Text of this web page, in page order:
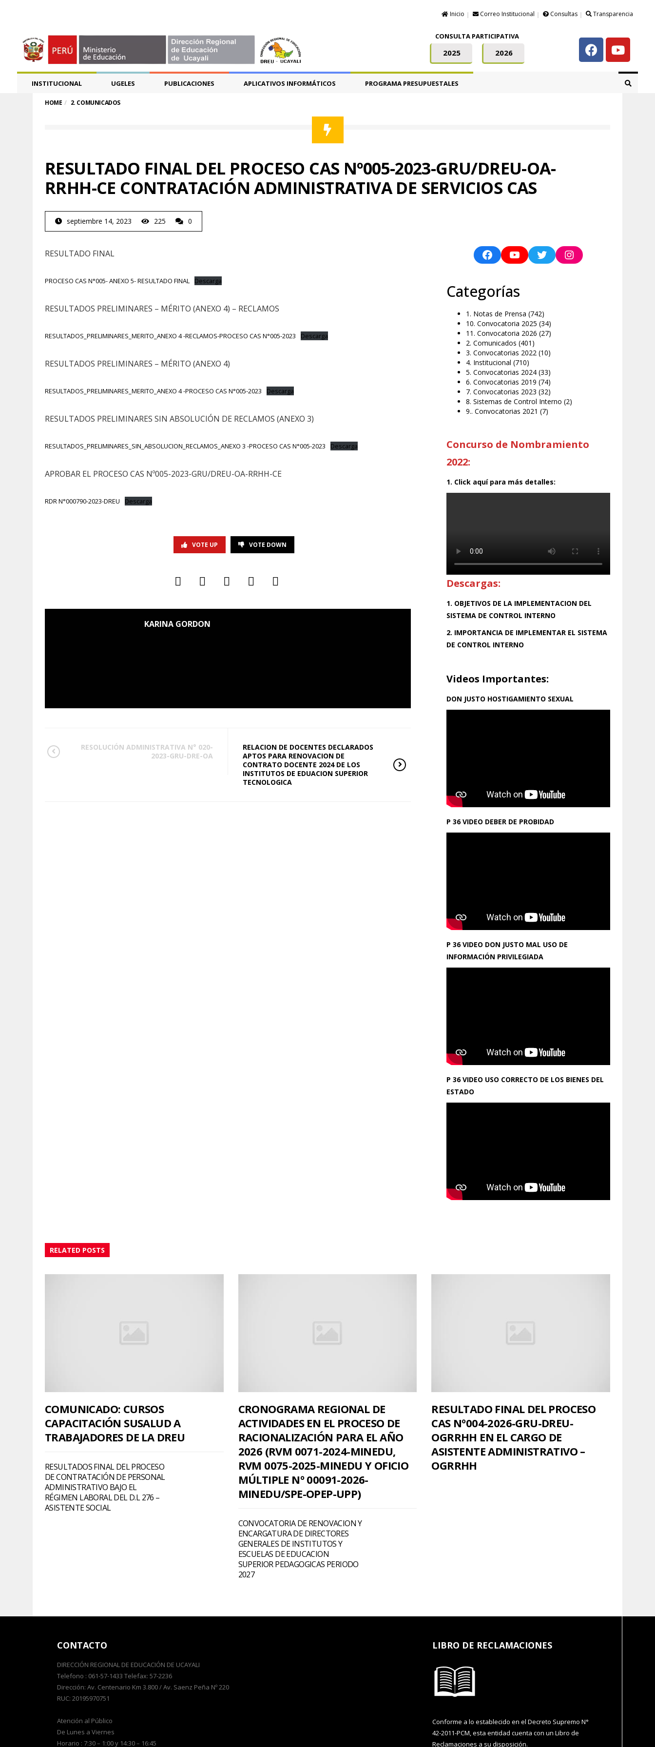
Inicio Correo Institucional Consultas Transparencia
CONSULTA PARTICIPATIVA
2025 2026
INSTITUCIONAL UGELES PUBLICACIONES APLICATIVOS INFORMÁTICOS PROGRAMA PRESUPUESTALES
HOME 2. COMUNICADOS
RESULTADO FINAL DEL PROCESO CAS Nº005-2023-GRU/DREU-OA-
RRHH-CE CONTRATACIÓN ADMINISTRATIVA DE SERVICIOS CAS
septiembre 14, 2023 225 0
RESULTADO FINAL
PROCESO CAS N°005- ANEXO 5- RESULTADO FINAL Descarga
RESULTADOS PRELIMINARES – MÉRITO (ANEXO 4) – RECLAMOS
RESULTADOS_PRELIMINARES_MERITO_ANEXO 4 -RECLAMOS-PROCESO CAS N°005-2023 Descarga
RESULTADOS PRELIMINARES – MÉRITO (ANEXO 4)
RESULTADOS_PRELIMINARES_MERITO_ANEXO 4 -PROCESO CAS N°005-2023 Descarga
RESULTADOS PRELIMINARES SIN ABSOLUCIÓN DE RECLAMOS (ANEXO 3)
RESULTADOS_PRELIMINARES_SIN_ABSOLUCION_RECLAMOS_ANEXO 3 -PROCESO CAS N°005-2023 Descarga
APROBAR EL PROCESO CAS Nº005-2023-GRU/DREU-OA-RRHH-CE
RDR N°000790-2023-DREU Descarga
VOTE UP VOTE DOWN
KARINA GORDON
RESOLUCIÓN ADMINISTRATIVA N° 020-
2023-GRU-DRE-OA
RELACION DE DOCENTES DECLARADOS
APTOS PARA RENOVACION DE
CONTRATO DOCENTE 2024 DE LOS
INSTITUTOS DE EDUACION SUPERIOR
TECNOLOGICA
Categorías
1. Notas de Prensa (742)
10. Convocatoria 2025 (34)
11. Convocatoria 2026 (27)
2. Comunicados (401)
3. Convocatorias 2022 (10)
4. Institucional (710)
5. Convocatorias 2024 (33)
6. Convocatorias 2019 (74)
7. Convocatorias 2023 (32)
8. Sistemas de Control Interno (2)
9.. Convocatorias 2021 (7)
Concurso de Nombramiento
2022:
1. Click aquí para más detalles:
Descargas:
1. OBJETIVOS DE LA IMPLEMENTACION DEL
SISTEMA DE CONTROL INTERNO
2. IMPORTANCIA DE IMPLEMENTAR EL SISTEMA
DE CONTROL INTERNO
Videos Importantes:
DON JUSTO HOSTIGAMIENTO SEXUAL
P 36 VIDEO DEBER DE PROBIDAD
P 36 VIDEO DON JUSTO MAL USO DE
INFORMACIÓN PRIVILEGIADA
P 36 VIDEO USO CORRECTO DE LOS BIENES DEL
ESTADO
RELATED POSTS
COMUNICADO: CURSOS
CAPACITACIÓN SUSALUD A
TRABAJADORES DE LA DREU
RESULTADOS FINAL DEL PROCESO
DE CONTRATACIÓN DE PERSONAL
ADMINISTRATIVO BAJO EL
RÉGIMEN LABORAL DEL D.L 276 –
ASISTENTE SOCIAL
CRONOGRAMA REGIONAL DE
ACTIVIDADES EN EL PROCESO DE
RACIONALIZACIÓN PARA EL AÑO
2026 (RVM 0071-2024-MINEDU,
RVM 0075-2025-MINEDU Y OFICIO
MÚLTIPLE Nº 00091-2026-
MINEDU/SPE-OPEP-UPP)
CONVOCATORIA DE RENOVACION Y
ENCARGATURA DE DIRECTORES
GENERALES DE INSTITUTOS Y
ESCUELAS DE EDUCACION
SUPERIOR PEDAGOGICAS PERIODO
2027
RESULTADO FINAL DEL PROCESO
CAS Nº004-2026-GRU-DREU-
OGRRHH EN EL CARGO DE
ASISTENTE ADMINISTRATIVO –
OGRRHH
CONTACTO
DIRECCIÓN REGIONAL DE EDUCACIÓN DE UCAYALI
Telefono : 061-57-1433 Telefax: 57-2236
Dirección: Av. Centenario Km 3.800 / Av. Saenz Peña Nº 220
RUC: 20195970751
Atención al Público
De Lunes a Viernes
Horario : 7:30 – 1:00 y 14:30 – 16:45
LIBRO DE RECLAMACIONES
Conforme a lo establecido en el Decreto Supremo N°
42-2011-PCM, esta entidad cuenta con un Libro de
Reclamaciones a su disposición.